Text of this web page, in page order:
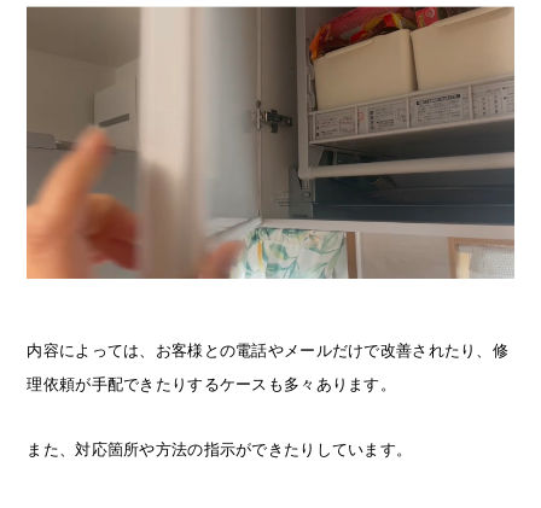
内容によっては、お客様との電話やメールだけで改善されたり、修
理依頼が手配できたりするケースも多々あります。
また、対応箇所や方法の指示ができたりしています。